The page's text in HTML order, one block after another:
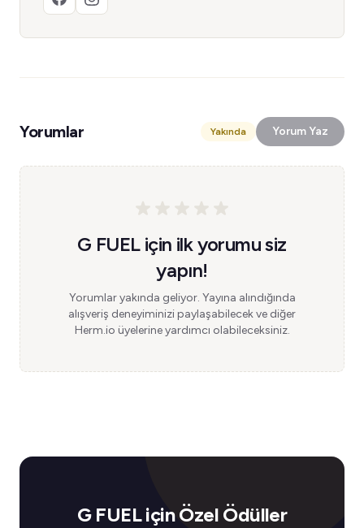
Yorumlar Yakında Yorum Yaz
G FUEL için ilk yorumu siz
yapın!
Yorumlar yakında geliyor. Yayına alındığında
alışveriş deneyiminizi paylaşabilecek ve diğer
Herm.io üyelerine yardımcı olabileceksiniz.
G FUEL için Özel Ödüller